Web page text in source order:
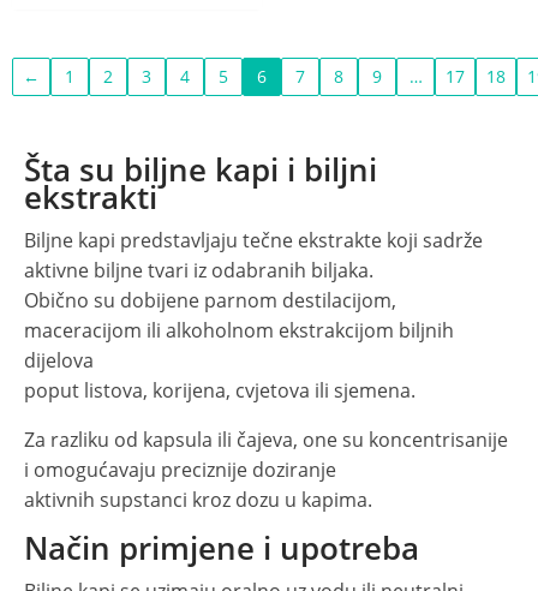
← 1 2 3 4 5 6 7 8 9 … 17 18
Šta su biljne kapi i biljni
ekstrakti
Biljne kapi predstavljaju tečne ekstrakte koji sadrže
aktivne biljne tvari iz odabranih biljaka.
Obično su dobijene parnom destilacijom,
maceracijom ili alkoholnom ekstrakcijom biljnih
dijelova
poput listova, korijena, cvjetova ili sjemena.
Za razliku od kapsula ili čajeva, one su koncentrisanije
i omogućavaju preciznije doziranje
aktivnih supstanci kroz dozu u kapima.
Način primjene i upotreba